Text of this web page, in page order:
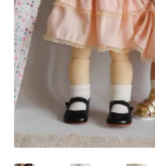
Validation de la commande